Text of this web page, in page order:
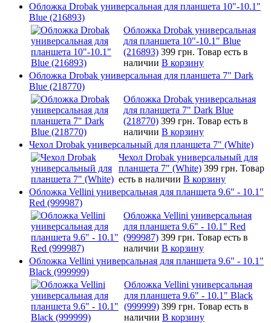
Обложка Drobak универсальная для планшета 10"-10.1"
Blue (216893)
Обложка Drobak универсальная
для планшета 10"-10.1" Blue
(216893) 399 грн. Товар есть в
наличии В корзину
Обложка Drobak универсальная для планшета 7" Dark
Blue (218770)
Обложка Drobak универсальная
для планшета 7" Dark Blue
(218770) 399 грн. Товар есть в
наличии В корзину
Чехол Drobak универсальный для планшета 7" (White)
Чехол Drobak универсальный для
планшета 7" (White) 399 грн. Товар
есть в наличии В корзину
Обложка Vellini универсальная для планшета 9.6" - 10.1"
Red (999987)
Обложка Vellini универсальная
для планшета 9.6" - 10.1" Red
(999987) 399 грн. Товар есть в
наличии В корзину
Обложка Vellini универсальная для планшета 9.6" - 10.1"
Black (999999)
Обложка Vellini универсальная
для планшета 9.6" - 10.1" Black
(999999) 399 грн. Товар есть в
наличии В корзину